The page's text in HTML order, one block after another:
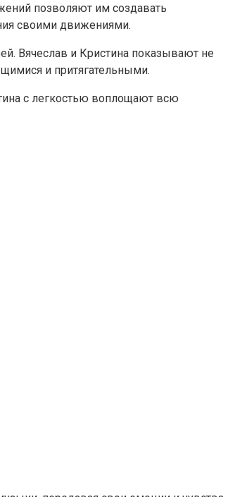
позволяют им создавать
своими движениями.
Вячеслав и Кристина показывают не
и притягательными.
с легкостью воплощают всю